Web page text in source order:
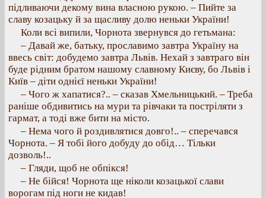
підливаючи декому вина власною рукою. – Пийте за
славу козацьку й за щасливу долю неньки України!
Коли всі випили, Чорнота звернувся до гетьмана:
– Давай же, батьку, прославимо завтра Україну на
ввесь світ: добудемо завтра Львів. Нехай з завтраго він
буде рідним братом нашому славному Києву, бо Львів і
Київ – діти однієї неньки України!
– Чого ж хапатися?.. – сказав Хмельницький. – Треба
раніше обдивитись на мури та рівчаки та постріляти з
гармат, а тоді вже бити на місто.
– Нема чого й роздивлятися довго!.. – сперечався
Чорнота. – Я тобі його добуду до обід… Тільки
дозволь!..
– Гляди, щоб не обпікся!
– Не бійся! Чорнота ще ніколи козацької слави
ворогам під ноги не кидав!